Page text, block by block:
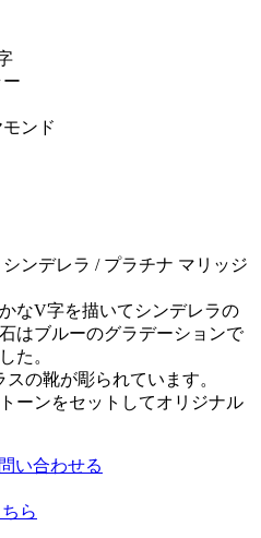
ンド
ンデレラ / プラチナ マリッジ
なV字を描いてシンデレラの
はブルーのグラデーションで
た。
の靴が彫られています。
ーンをセットしてオリジナル
い合わせる
ら